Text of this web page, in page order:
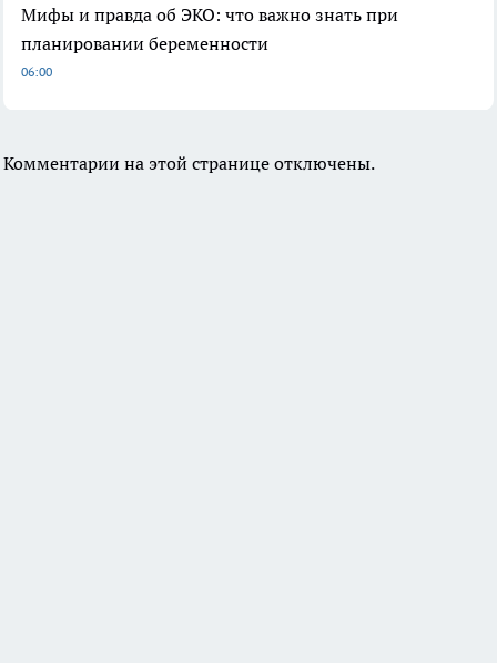
Мифы и правда об ЭКО: что важно знать при
планировании беременности
06:00
Комментарии на этой странице отключены.